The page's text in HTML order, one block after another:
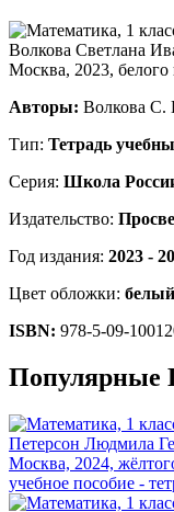
Авторы: Волкова С.
Тип: Тетрадь
Серия: Школа
Издательство:
Год издания: 2023 -
Цвет обложки:
ISBN: 978-5-09-
Популярные
учебное пособие -